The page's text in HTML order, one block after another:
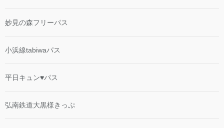
妙見の森フリーパス
小浜線tabiwaパス
平日キュン♥パス
弘南鉄道大黒様きっぷ